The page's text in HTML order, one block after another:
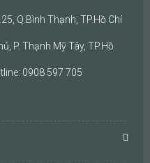
Q.Bình Thạnh, TP.Hồ Chí
P. Thạnh Mỹ Tây, TP.Hồ
0908 597 705